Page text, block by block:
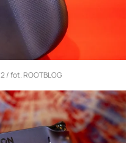
/ fot. ROOTBLOG